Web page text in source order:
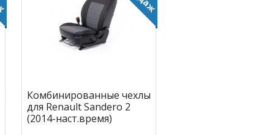
Комбинированные чехлы
для Renault Sandero 2
(2014-наст.время)